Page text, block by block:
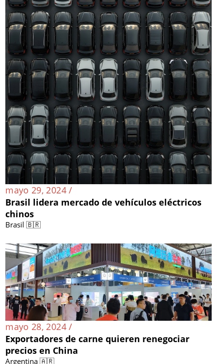
mayo 29, 2024 /
Brasil lidera mercado de vehículos eléctricos
chinos
Brasil 🇧🇷
mayo 28, 2024 /
Exportadores de carne quieren renegociar
precios en China
Argentina 🇦🇷